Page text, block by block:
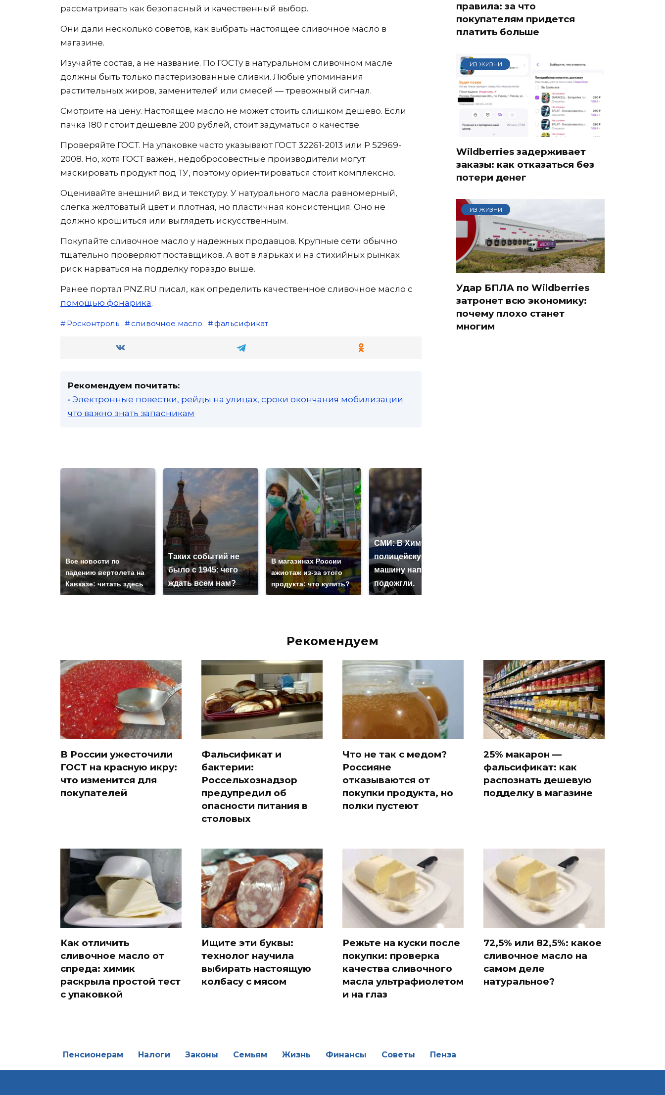
рассматривать как безопасный и качественный выбор.
Они дали несколько советов, как выбрать настоящее сливочное масло в
магазине.
Изучайте состав, а не название. По ГОСТу в натуральном сливочном масле
должны быть только пастеризованные сливки. Любые упоминания
растительных жиров, заменителей или смесей — тревожный сигнал.
Смотрите на цену. Настоящее масло не может стоить слишком дешево. Если
пачка 180 г стоит дешевле 200 рублей, стоит задуматься о качестве.
Проверяйте ГОСТ. На упаковке часто указывают ГОСТ 32261-2013 или Р 52969-
2008. Но, хотя ГОСТ важен, недобросовестные производители могут
маскировать продукт под ТУ, поэтому ориентироваться стоит комплексно.
Оценивайте внешний вид и текстуру. У натурального масла равномерный,
слегка желтоватый цвет и плотная, но пластичная консистенция. Оно не
должно крошиться или выглядеть искусственным.
Покупайте сливочное масло у надежных продавцов. Крупные сети обычно
тщательно проверяют поставщиков. А вот в ларьках и на стихийных рынках
риск нарваться на подделку гораздо выше.
Ранее портал PNZ.RU писал, как определить качественное сливочное масло с
помощью фонарика.
Росконтроль сливочное масло фальсификат
Рекомендуем почитать:
• Электронные повестки, рейды на улицах, сроки окончания мобилизации:
что важно знать запасникам
Все новости по
падению вертолета на
Кавказе: читать здесь
Таких событий не
было с 1945: чего
ждать всем нам?
В магазинах России
ажиотаж из-за этого
продукта: что купить?
СМИ: В Химках на
полицейскую
машину напали и
подожгли.
правила: за что
покупателям придется
платить больше
ИЗ ЖИЗНИ
Wildberries задерживает
заказы: как отказаться без
потери денег
ИЗ ЖИЗНИ
Удар БПЛА по Wildberries
затронет всю экономику:
почему плохо станет
многим
Рекомендуем
В России ужесточили
ГОСТ на красную икру:
что изменится для
покупателей
Фальсификат и
бактерии:
Россельхознадзор
предупредил об
опасности питания в
столовых
Что не так с медом?
Россияне
отказываются от
покупки продукта, но
полки пустеют
25% макарон —
фальсификат: как
распознать дешевую
подделку в магазине
Как отличить
сливочное масло от
спреда: химик
раскрыла простой тест
с упаковкой
Ищите эти буквы:
технолог научила
выбирать настоящую
колбасу с мясом
Режьте на куски после
покупки: проверка
качества сливочного
масла ультрафиолетом
и на глаз
72,5% или 82,5%: какое
сливочное масло на
самом деле
натуральное?
Пенсионерам Налоги Законы Семьям Жизнь Финансы Советы Пенза